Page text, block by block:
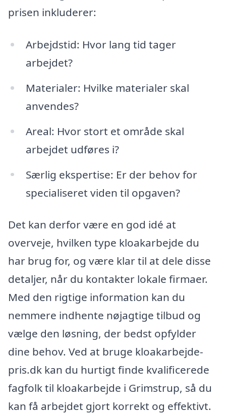
prisen inkluderer:
Arbejdstid: Hvor lang tid tager
arbejdet?
Materialer: Hvilke materialer skal
anvendes?
Areal: Hvor stort et område skal
arbejdet udføres i?
Særlig ekspertise: Er der behov for
specialiseret viden til opgaven?
Det kan derfor være en god idé at
overveje, hvilken type kloakarbejde du
har brug for, og være klar til at dele disse
detaljer, når du kontakter lokale firmaer.
Med den rigtige information kan du
nemmere indhente nøjagtige tilbud og
vælge den løsning, der bedst opfylder
dine behov. Ved at bruge kloakarbejde-
pris.dk kan du hurtigt finde kvalificerede
fagfolk til kloakarbejde i Grimstrup, så du
kan få arbejdet gjort korrekt og effektivt.